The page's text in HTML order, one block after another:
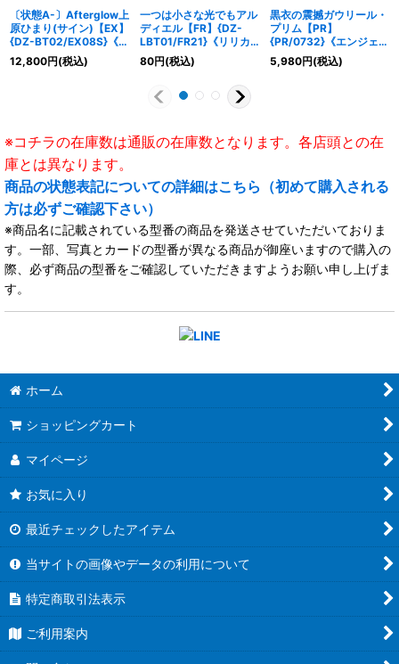
〔状態A-〕Afterglow上
原ひまり(サイン)【EX】
{DZ-BT02/EX08S}《そ
の他》
12,800円(税込)
一つは小さな光でもアル
ディエル【FR】{DZ-
LBT01/FR21}《リリカ
ルモナステリオ》
80円(税込)
黒衣の震撼ガウリール・
プリム【PR】
{PR/0732}《エンジェル
フェザー》
5,980円(税込)
※コチラの在庫数は通販の在庫数となります。各店頭との在
庫とは異なります。
商品の状態表記についての詳細はこちら（初めて購入される
方は必ずご確認下さい）
※商品名に記載されている型番の商品を発送させていただいておりま
す。一部、写真とカードの型番が異なる商品が御座いますので購入の
際、必ず商品の型番をご確認していただきますようお願い申し上げま
す。
ホーム
ショッピングカート
マイページ
お気に入り
最近チェックしたアイテム
当サイトの画像やデータの利用について
特定商取引法表示
ご利用案内